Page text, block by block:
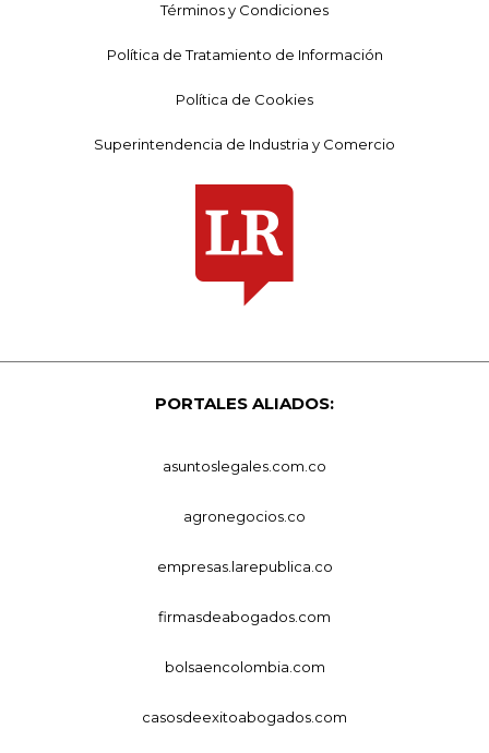
Términos y Condiciones
Política de Tratamiento de Información
Política de Cookies
Superintendencia de Industria y Comercio
PORTALES ALIADOS:
asuntoslegales.com.co
agronegocios.co
empresas.larepublica.co
firmasdeabogados.com
bolsaencolombia.com
casosdeexitoabogados.com